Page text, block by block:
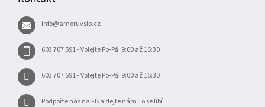
info@amoruvsip.cz
603 707 591 - Volejte Po-Pá: 9:00 až 16:30
603 707 591 - Volejte Po-Pá: 9:00 až 16:30
Podpořte nás na FB a dejte nám To se líbí